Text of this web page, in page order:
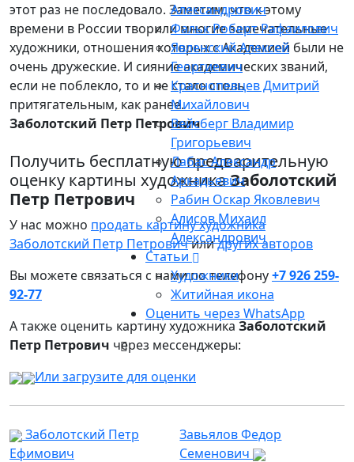
Александрович
Фальк Роберт Рафаилович
Явленский Алексей
Георгиевич
Краснопевцев Дмитрий
Михайлович
Вейсберг Владимир
Григорьевич
Лабас Александр
Аркадьевич
Рабин Оскар Яковлевич
Алисов Михаил
Александрович
Статьи
Художники
Житийная икона
Оценить через WhatsApp
этот раз не последовало. Заметим, что к этому
времени в России творили многие замечательные
художники, отношения которых с Академией были не
очень дружеские. И сияние академических званий,
если не поблекло, то и не стало столь
притягательным, как ранее.
Заболотский Петр Петрович
Получить бесплатную предварительную
оценку картины художникаЗаболотский
Петр Петрович
У нас можно продать картину художника
Заболотский Петр Петровичилидругих авторов
Вы можете связаться с нами по телефону+7 926 259-
92-77
А также оценить картину художника Заболотский
Петр Петрович через мессенджеры:
Или загрузите для оценки
Заболотский Петр
Ефимович
Завьялов Федор
Семенович